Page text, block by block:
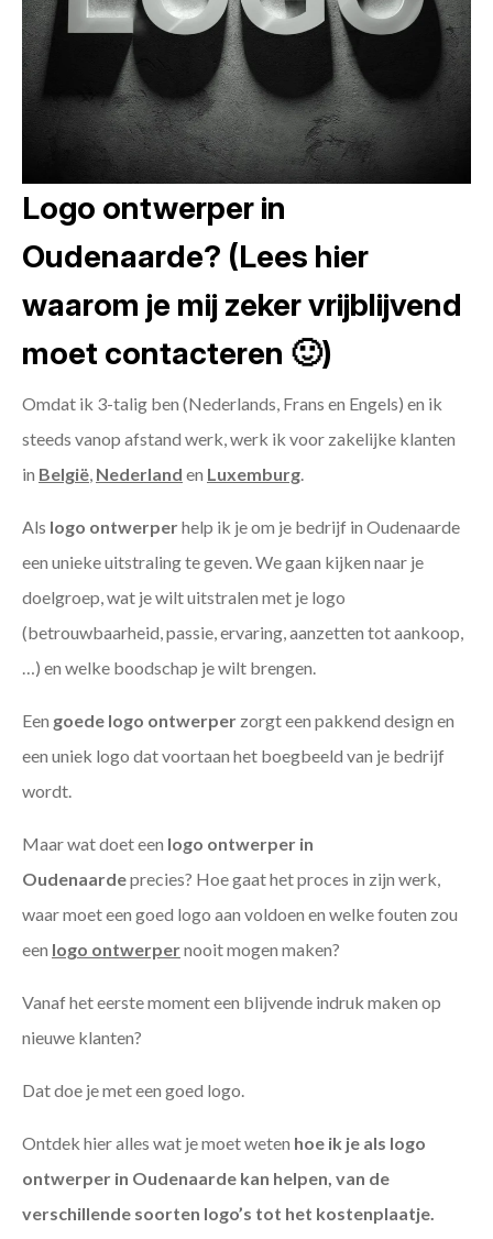
Logo ontwerper in
Oudenaarde? (Lees hier
waarom je mij zeker vrijblijvend
moet contacteren 🙂)
Omdat ik 3-talig ben (Nederlands, Frans en Engels) en ik
steeds vanop afstand werk, werk ik voor zakelijke klanten
in België, Nederland en Luxemburg.
Als logo ontwerperhelp ik je om je bedrijf in Oudenaarde
een unieke uitstraling te geven. We gaan kijken naar je
doelgroep, wat je wilt uitstralen met je logo
(betrouwbaarheid, passie, ervaring, aanzetten tot aankoop,
…) en welke boodschap je wilt brengen.
Een goede logo ontwerper zorgt een pakkend design en
een uniek logo dat voortaan het boegbeeld van je bedrijf
wordt.
Maar wat doet een logo ontwerper in
Oudenaardeprecies? Hoe gaat het proces in zijn werk,
waar moet een goed logo aan voldoen en welke fouten zou
een logo ontwerpernooit mogen maken?
Vanaf het eerste moment een blijvende indruk maken op
nieuwe klanten?
Dat doe je met een goed logo.
Ontdek hier alles wat je moet weten hoe ik je als logo
ontwerper in Oudenaarde kan helpen, van de
verschillende soorten logo’s tot het kostenplaatje.